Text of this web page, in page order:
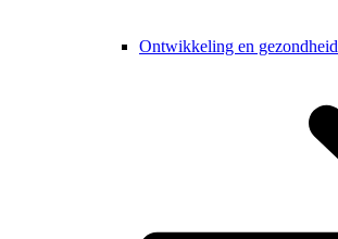
Ontwikkeling en gezondheid